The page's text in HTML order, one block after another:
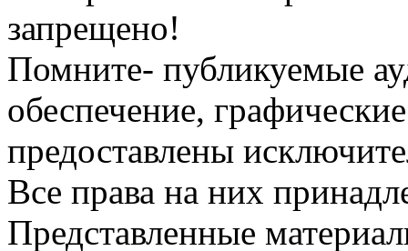
запрещено!
Помните- публикуемые
обеспечение,
предоставлены
Все права на них
Представленные